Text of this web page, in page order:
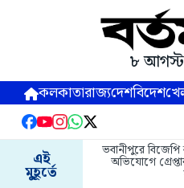
৮
কলকাতারাজ্যদেশবিদেশ
এই
মুহূর্তে
ভবানীপুরে বিজেপি
অভিযোগে